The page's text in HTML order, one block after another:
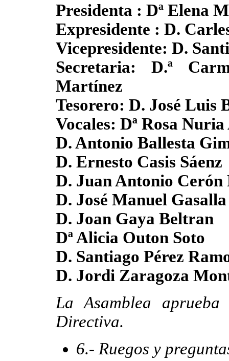
Presidenta : Dª Elena
Expresidente : D.
Vicepresidente: D.
Secretaria: D.ª
Martínez
Tesorero: D. José Luis
Vocales: Dª Rosa
D. Antonio Ballesta
D. Ernesto Casis Sáenz
D. Juan Antonio Cerón
D. José Manuel
D. Joan Gaya Beltran
Dª Alicia Outon Soto
D. Santiago Pérez
D. Jordi Zaragoza
La Asamblea
Directiva.
6.- Ruegos y